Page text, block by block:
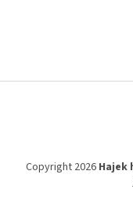
Copyright 2026 Hajek